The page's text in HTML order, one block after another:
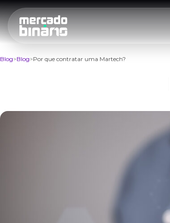
Blog Blog Por que contratar uma Martech?